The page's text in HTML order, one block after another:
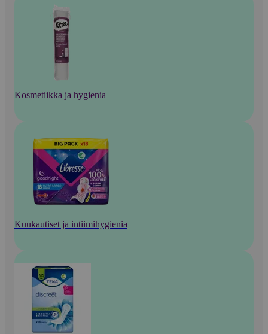
Kosmetiikka ja hygienia
Kuukautiset ja intiimihygienia